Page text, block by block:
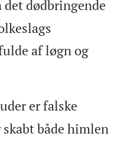
det dødbringende
af løgn og
er falske
både himlen